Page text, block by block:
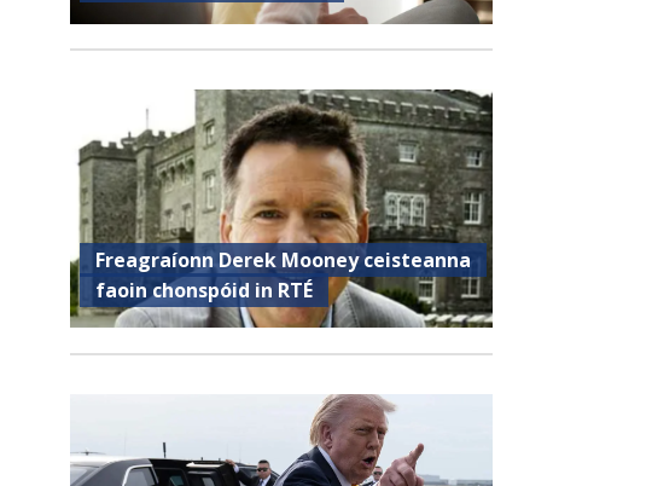
Freagraíonn Derek Mooney ceisteanna
faoin chonspóid in RTÉ